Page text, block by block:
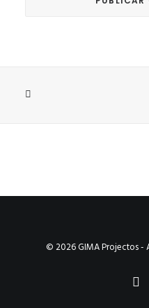
© 2026 GIMA Projectos -